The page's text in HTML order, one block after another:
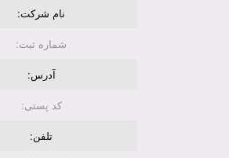
نام شرکت:
شماره ثبت:
آدرس:
کد پستی:
تلفن: